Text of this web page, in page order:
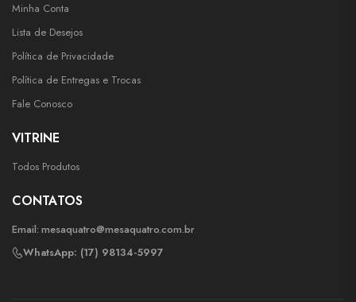
Minha Conta
Lista de Desejos
Política de Privacidade
Política de Entregas e Trocas
Fale Conosco
VITRINE
Todos Produtos
CONTATOS
Email: mesaquatro@mesaquatro.com.br
WhatsApp: (17) 98134-5997